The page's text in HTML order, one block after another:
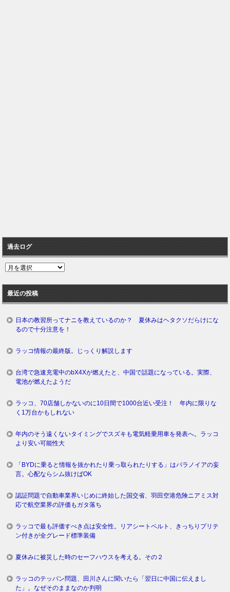
過去ログ
過
ロ
グ
最近の投稿
日本の教習所ってナニを教えているのか？ 夏休みはヘタクソだらけにな
るので十分注意を！
ラッコ情報の最終版。じっくり解説します
台湾で急速充電中のbX4Xが燃えたと、中国で話題になっている。実際、
電池が燃えたようだ
ラッコ、70店舗しかないのに10日間で1000台近い受注！ 年内に限りな
く1万台かもしれない
年内のそう遠くないタイミングでスズキも電気軽乗用車を発表へ。ラッコ
より安い可能性大
「BYDに乗ると情報を抜かれたり乗っ取られたりする」はパラノイアの妄
言。心配ならシム抜けばOK
認証問題で自動車業界いじめに終始した国交省、羽田空港危険ニアミス対
応で航空業界の評価もガタ落ち
ラッコで最も評価すべき点は安全性。リアシートベルト、きっちりプリテ
ン付きが全グレード標準装備
夏休みに被災した時のセーフハウスを考える。その２
ラッコのテッパン問題、田川さんに聞いたら「翌日に中国に伝えまし
た」。なぜそのままなのか判明